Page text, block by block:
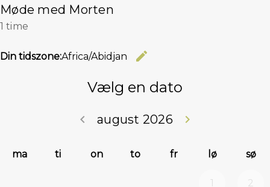
Møde med Morten
1 time
Din tidszone:Africa/Abidjan
edit
Vælg en dato
august 2026
keyboard_arrow_left
keyboard_arrow_right
ma ti on to fr lø sø
1 2